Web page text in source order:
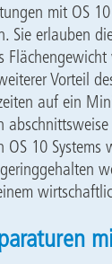
mit OS
Sie erlauben
Vorteil
auf ein
10 Systems